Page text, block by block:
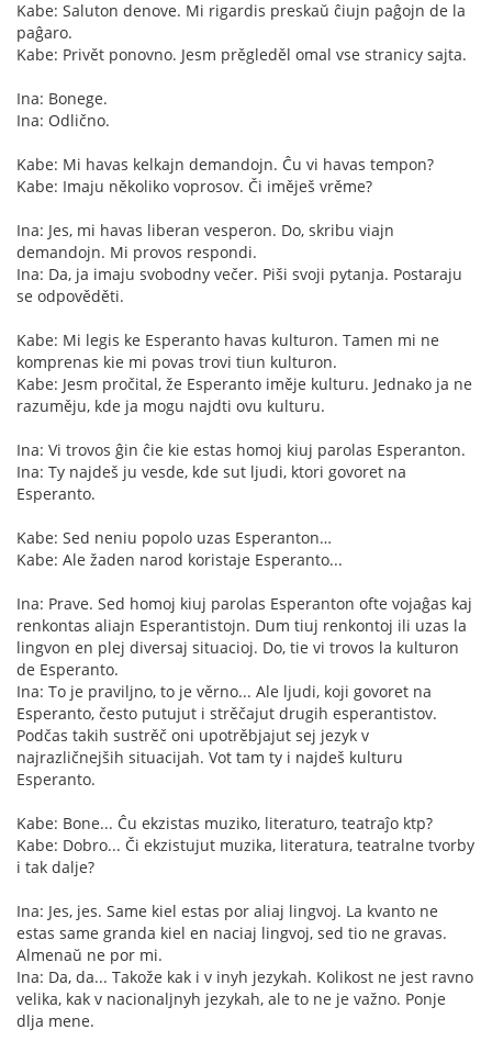
Kabe: Saluton denove. Mi rigardis preskaŭ ĉiujn paĝojn de la
paĝaro.
Kabe: Privět ponovno. Jesm prěgleděl omal vse stranicy sajta.
Ina: Bonege.
Ina: Odlično.
Kabe: Mi havas kelkajn demandojn. Ĉu vi havas tempon?
Kabe: Imaju několiko voprosov. Či iměješ vrěme?
Ina: Jes, mi havas liberan vesperon. Do, skribu viajn
demandojn. Mi provos respondi.
Ina: Da, ja imaju svobodny večer. Piši svoji pytanja. Postaraju
se odpověděti.
Kabe: Mi legis ke Esperanto havas kulturon. Tamen mi ne
komprenas kie mi povas trovi tiun kulturon.
Kabe: Jesm pročital, že Esperanto iměje kulturu. Jednako ja ne
razuměju, kde ja mogu najdti ovu kulturu.
Ina: Vi trovos ĝin ĉie kie estas homoj kiuj parolas Esperanton.
Ina: Ty najdeš ju vesde, kde sut ljudi, ktori govoret na
Esperanto.
Kabe: Sed neniu popolo uzas Esperanton…
Kabe: Ale žaden narod koristaje Esperanto...
Ina: Prave. Sed homoj kiuj parolas Esperanton ofte vojaĝas kaj
renkontas aliajn Esperantistojn. Dum tiuj renkontoj ili uzas la
lingvon en plej diversaj situacioj. Do, tie vi trovos la kulturon
de Esperanto.
Ina: To je praviljno, to je věrno... Ale ljudi, koji govoret na
Esperanto, često putujut i strěčajut drugih esperantistov.
Podčas takih sustrěč oni upotrěbjajut sej jezyk v
najrazličnejših situacijah. Vot tam ty i najdeš kulturu
Esperanto.
Kabe: Bone... Ĉu ekzistas muziko, literaturo, teatraĵo ktp?
Kabe: Dobro... Či ekzistujut muzika, literatura, teatralne tvorby
i tak dalje?
Ina: Jes, jes. Same kiel estas por aliaj lingvoj. La kvanto ne
estas same granda kiel en naciaj lingvoj, sed tio ne gravas.
Almenaŭ ne por mi.
Ina: Da, da... Takože kak i v inyh jezykah. Kolikost ne jest ravno
velika, kak v nacionaljnyh jezykah, ale to ne je važno. Ponje
dlja mene.